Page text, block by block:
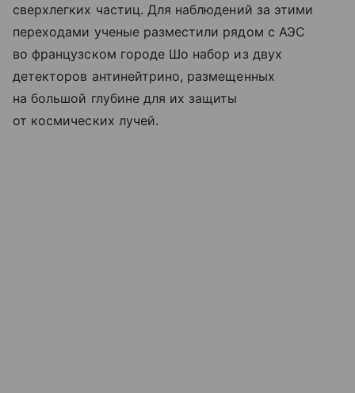
сверхлегких частиц. Для наблюдений за этими
переходами ученые разместили рядом с АЭС
во французском городе Шо набор из двух
детекторов антинейтрино, размещенных
на большой глубине для их защиты
от космических лучей.